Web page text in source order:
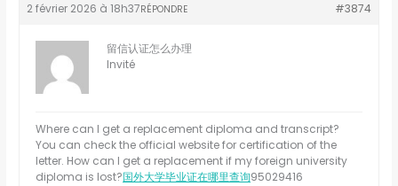
2 février 2026 à 18h37 #3874
RÉPONDRE
留信认证怎么办理
Invité
Where can I get a replacement diploma and transcript?
You can check the official website for certification of the
letter. How can I get a replacement if my foreign university
diploma is lost?国外大学毕业证在哪里查询95029416